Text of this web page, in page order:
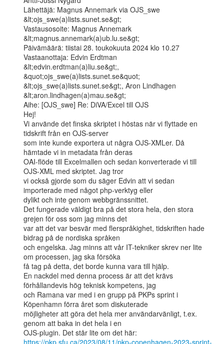
Lähettäjä: Magnus Annemark via OJS_swe
&lt;ojs_swe(a)lists.sunet.se&gt;
Vastausosoite: Magnus Annemark
&lt;magnus.annemark(a)ub.lu.se&gt;
Päivämäärä: tiistai 28. toukokuuta 2024 klo 10.27
Vastaanottaja: Edvin Erdtman
&lt;edvin.erdtman(a)liu.se&gt;,
&quot;ojs_swe(a)lists.sunet.se&quot;
&lt;ojs_swe(a)lists.sunet.se&gt;, Aron Lindhagen
&lt;aron.lindhagen(a)mau.se&gt;
Aihe: [OJS_swe] Re: DiVA/Excel till OJS
Hej!
Vi använde det finska skriptet i höstas när vi flyttade en
tidskrift från en OJS-server
som inte kunde exportera ut några OJS-XMLer. Då
hämtade vi in metadata från deras
OAI-flöde till Excelmallen och sedan konverterade vi till
OJS-XML med skriptet. Jag tror
vi också gjorde som du säger Edvin att vi sedan
importerade med något php-verktyg eller
dylikt och inte genom webbgränssnittet.
Det fungerade väldigt bra på det stora hela, den stora
grejen för oss som jag minns det
var att det var besvär med flerspråkighet, tidskriften hade
bidrag på de nordiska språken
och engelska. Jag minns att vår IT-tekniker skrev ner lite
om processen, jag ska försöka
få tag på detta, det borde kunna vara till hjälp.
En nackdel med denna process är att det krävs
förhållandevis hög teknisk kompetens, jag
och Ramana var med i en grupp på PKPs sprint i
Köpenhamn förra året som diskuterade
möjligheter att göra det hela mer användarvänligt, t.ex.
genom att baka in det hela i en
https://pkp.sfu.ca/2023/08/11/pkp-copenhagen-2023-sprint-